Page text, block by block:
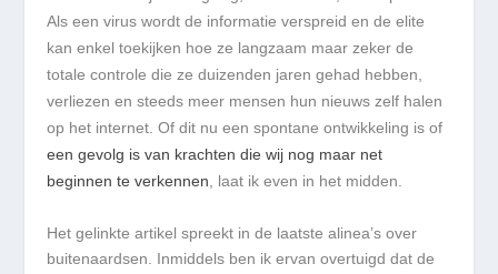
Als een virus wordt de informatie verspreid en de elite
kan enkel toekijken hoe ze langzaam maar zeker de
totale controle die ze duizenden jaren gehad hebben,
verliezen en steeds meer mensen hun nieuws zelf halen
op het internet. Of dit nu een spontane ontwikkeling is of
eengevolg is van krachten die wij nog maar net
beginnen te verkennen , laat ik even in het midden.
Het gelinkte artikel spreekt in de laatste alinea’s over
buitenaardsen. Inmiddels ben ik ervan overtuigd dat de